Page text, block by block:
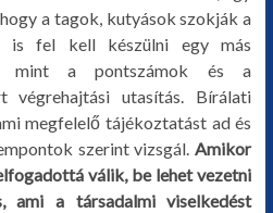
a tagok, kutyások szokják a
is fel kell készülni egy más
mint a pontszámok és a
végrehajtási utasítás. Bírálati
megfelelő tájékoztatást ad és
szerint vizsgál.Amikor
válik, be lehet vezetni
ami a társadalmi viselkedést